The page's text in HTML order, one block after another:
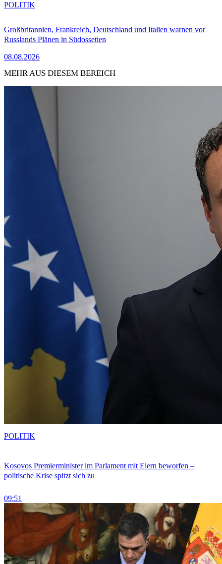
Großbritannien, Frankreich, Deutschland und Italien warnen vor
Russlands Plänen in Südossetien
08.08.2026
POLITIK
MEHR AUS DIESEM BEREICH
Kosovos Premierminister im Parlament mit Eiern beworfen –
politische Krise spitzt sich zu
09:51
POLITIK